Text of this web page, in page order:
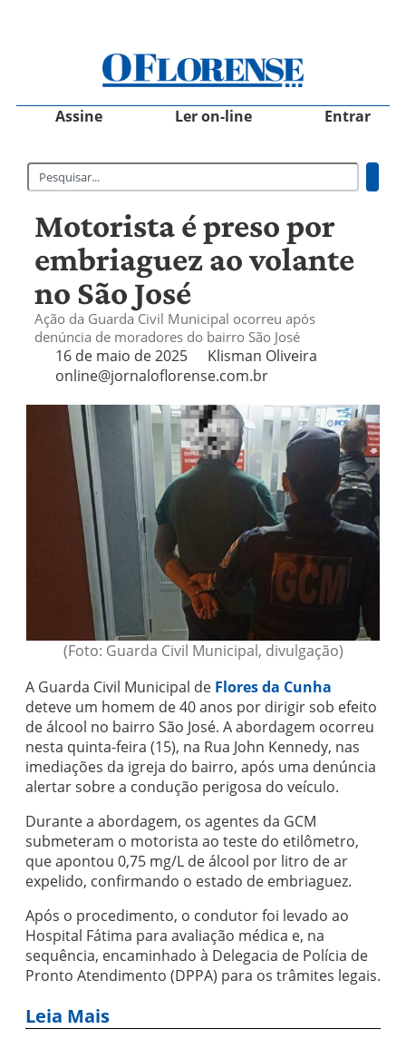
Assine Ler on-line Entrar
Motorista é preso por
embriaguez ao volante
no São José
Ação da Guarda Civil Municipal ocorreu após
denúncia de moradores do bairro São José
16 de maio de 2025
Klisman Oliveira
online@jornaloflorense.com.br
(Foto: Guarda Civil Municipal, divulgação)
A Guarda Civil Municipal de Flores da Cunha
deteve um homem de 40 anos por dirigir sob efeito
de álcool no bairro São José. A abordagem ocorreu
nesta quinta-feira (15), na Rua John Kennedy, nas
imediações da igreja do bairro, após uma denúncia
alertar sobre a condução perigosa do veículo.
Durante a abordagem, os agentes da GCM
submeteram o motorista ao teste do etilômetro,
que apontou 0,75 mg/L de álcool por litro de ar
expelido, confirmando o estado de embriaguez.
Após o procedimento, o condutor foi levado ao
Hospital Fátima para avaliação médica e, na
sequência, encaminhado à Delegacia de Polícia de
Pronto Atendimento (DPPA) para os trâmites legais.
Leia Mais